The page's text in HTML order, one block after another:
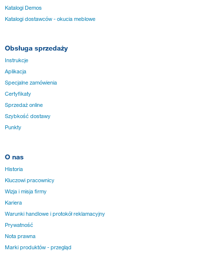
Katalogi Demos
Katalogi dostawców - okucia meblowe
Obsługa sprzedaży
Instrukcje
Aplikacja
Specjalne zamówienia
Certyfikaty
Sprzedaż online
Szybkość dostawy
Punkty
O nas
Historia
Kluczowi pracownicy
Wizja i misja firmy
Kariera
Warunki handlowe i protokół reklamacyjny
Prywatność
Nota prawna
Marki produktów - przegląd